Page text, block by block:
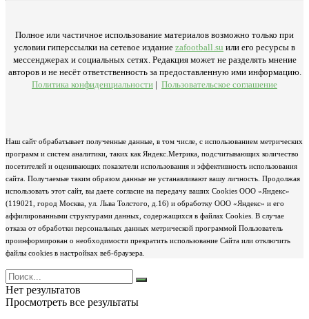
Полное или частичное использование материалов возможно только при
условии гиперссылки на сетевое издание zafootball.su или его ресурсы в
мессенджерах и социальных сетях. Редакция может не разделять мнение
авторов и не несёт ответственность за предоставленную ими информацию.
Политика конфиденциальности | Пользовательское соглашение
Наш сайт обрабатывает полученные данные, в том числе, с использованием метрических
программ и систем аналитики, таких как Яндекс.Метрика, подсчитывающих количество
посетителей и оценивающих показатели использования и эффективность использования
сайта. Получаемые таким образом данные не устанавливают вашу личность. Продолжая
использовать этот сайт, вы даете согласие на передачу ваших Cookies ООО «Яндекс»
(119021, город Москва, ул. Льва Толстого, д.16) и обработку ООО «Яндекс» и его
аффилированными структурами данных, содержащихся в файлах Cookies. В случае
отказа от обработки персональных данных метрической программой Пользователь
проинформирован о необходимости прекратить использование Сайта или отключить
файлы cookies в настройках веб-браузера.
Нет результатов
Просмотреть все результаты